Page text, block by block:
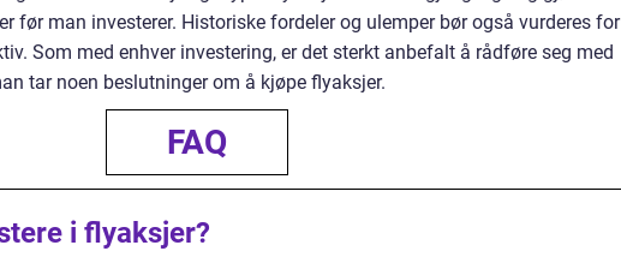
før man investerer. Historiske fordeler og ulemper bør også vurderes for
Som med enhver investering, er det sterkt anbefalt å rådføre seg med
tar noen beslutninger om å kjøpe flyaksjer.
FAQ
i flyaksjer?